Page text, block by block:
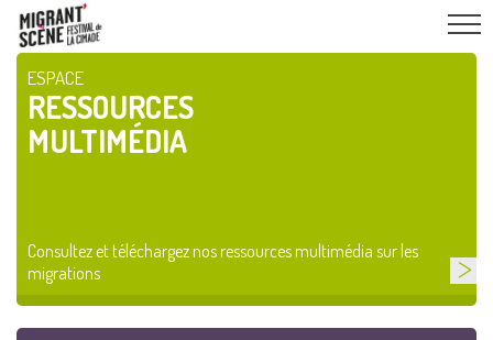
ESPACE
RESSOURCES
MULTIMÉDIA
Consultez et téléchargez nos ressources multimédia sur les
migrations